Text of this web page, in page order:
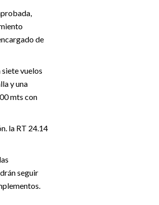
de
vuelos
y una
mts con
la RT 24.14
seguir